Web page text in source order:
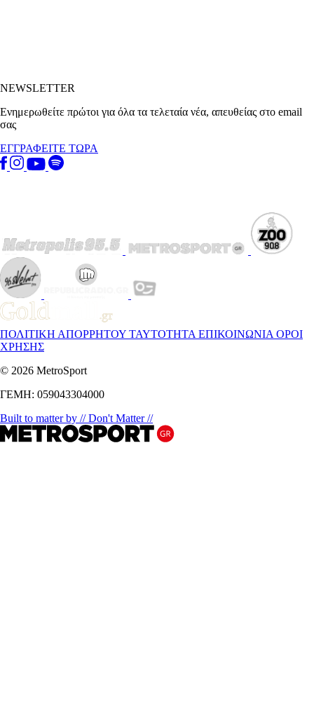
NEWSLETTER
Ενημερωθείτε πρώτοι για όλα τα τελεταία νέα, απευθείας στο email
σας
ΕΓΓΡΑΦΕΙΤΕ ΤΩΡΑ
ΠΟΛΙΤΙΚΗ ΑΠΟΡΡΗΤΟΥ ΤΑΥΤΟΤΗΤΑ ΕΠΙΚΟΙΝΩΝΙΑ ΟΡΟΙ
ΧΡΗΣΗΣ
© 2026 MetroSport
ΓΕΜΗ: 059043304000
Built to matter by // Don't Matter //